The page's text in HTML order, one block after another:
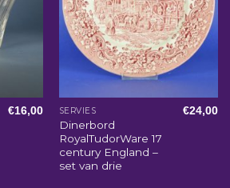
€16,00 SERVIES
Dinerbord
RoyalTudorWare 17
century England –
set van drie
€24,00